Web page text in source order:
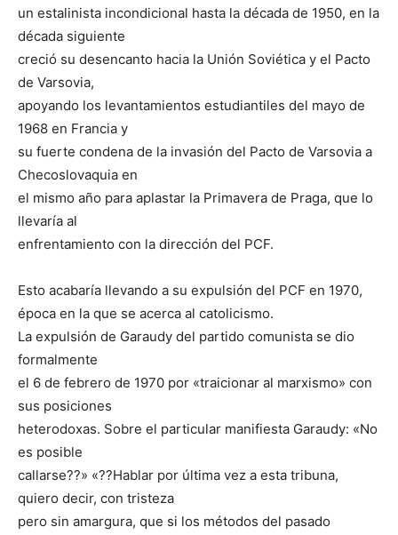
un estalinista incondicional hasta la década de 1950, en la
década siguiente
creció su desencanto hacia la Unión Soviética y el Pacto
de Varsovia,
apoyando los levantamientos estudiantiles del mayo de
1968 en Francia y
su fuerte condena de la invasión del Pacto de Varsovia a
Checoslovaquia en
el mismo año para aplastar la Primavera de Praga, que lo
llevaría al
enfrentamiento con la dirección del PCF.
Esto acabaría llevando a su expulsión del PCF en 1970,
época en la que se acerca al catolicismo.
La expulsión de Garaudy del partido comunista se dio
formalmente
el 6 de febrero de 1970 por «traicionar al marxismo» con
sus posiciones
heterodoxas. Sobre el particular manifiesta Garaudy: «No
es posible
callarse??» «??Hablar por última vez a esta tribuna,
quiero decir, con tristeza
pero sin amargura, que si los métodos del pasado